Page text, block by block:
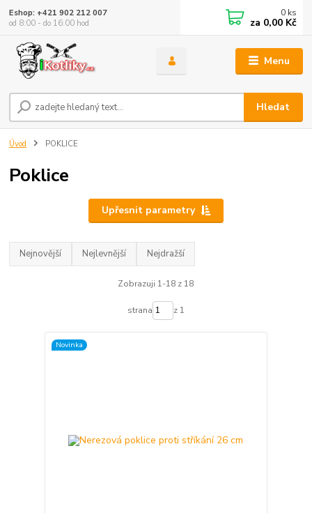
Menu
Hledat
Eshop: +421 902 212 007
od 8:00 - do 16:00 hod
0 ks
za 0,00 Kč
Úvod POKLICE
Poklice
Upřesnit parametry
Nejnovější Nejlevnější Nejdražší
Zobrazuji 1-18 z 18
strana z 1
Novinka